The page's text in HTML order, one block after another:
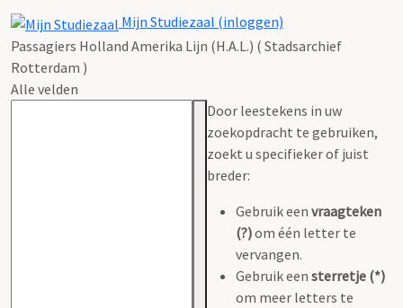
Mijn Studiezaal (inloggen)
Passagiers Holland Amerika Lijn (H.A.L.) ( Stadsarchief
Rotterdam )
Alle velden
Door leestekens in uw
zoekopdracht te gebruiken,
zoekt u specifieker of juist
breder:
Gebruik een vraagteken
(?)om één letter te
vervangen.
Gebruik een sterretje (*)
om meer letters te